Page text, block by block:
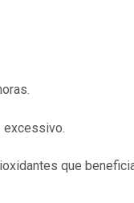
excessivo.
que